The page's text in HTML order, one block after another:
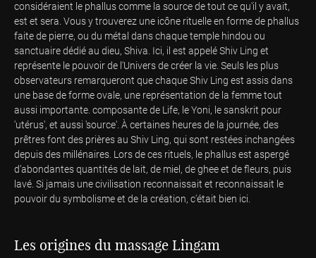
considéraient le phallus comme la source de tout ce qu'il y avait,
est et sera. Vous y trouverez une icône rituelle en forme de phallus
faite de pierre, ou du métal dans chaque temple hindou ou
sanctuaire dédié au dieu, Shiva. Ici, il est appelé Shiv Ling et
représente le pouvoir de l'Univers de créer la vie. Seuls les plus
observateurs remarqueront que chaque Shiv Ling est assis dans
une base de forme ovale, une représentation de la femme tout
aussi importante. composante de Life, le Yoni, le sanskrit pour
'utérus', et aussi 'source'. À certaines heures de la journée, des
prêtres font des prières au Shiv Ling, qui sont restées inchangées
depuis des millénaires. Lors de ces rituels, le phallus est aspergé
d’abondantes quantités de lait, de miel, de ghee et de fleurs, puis
lavé. Si jamais une civilisation reconnaissait et reconnaissait le
pouvoir du symbolisme et de la création, c'était bien ici.
Les origines du massage Lingam